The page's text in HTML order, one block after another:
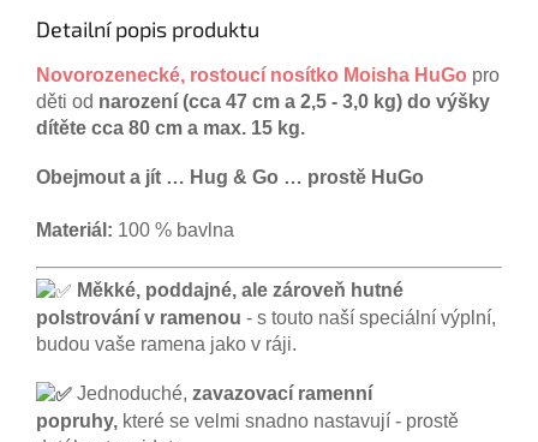
Detailní popis produktu
Novorozenecké, rostoucí nosítko Moisha HuGo pro
děti od narození (cca 47 cm a 2,5 - 3,0 kg) do výšky
dítěte cca 80 cm a max. 15 kg.
Obejmout a jít … Hug & Go … prostě HuGo
Materiál: 100 % bavlna
Měkké, poddajné, ale zároveň hutné
polstrování v ramenou - s touto naší speciální výplní,
budou vaše ramena jako v ráji.
Jednoduché, zavazovací ramenní
popruhy, které se velmi snadno nastavují - prostě